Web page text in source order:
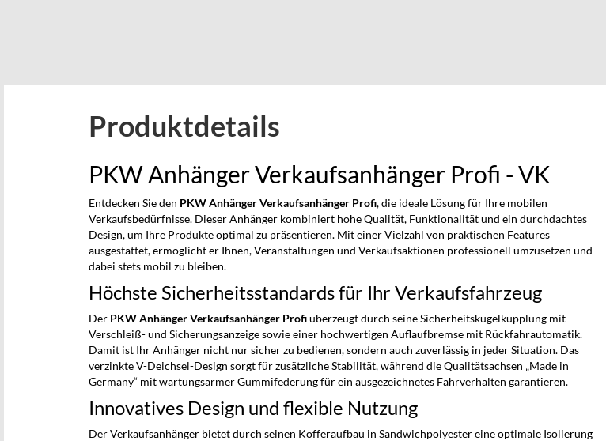
Produktdetails
PKW Anhänger Verkaufsanhänger Profi - VK
Entdecken Sie den PKW Anhänger Verkaufsanhänger Profi, die ideale Lösung für Ihre mobilen
Verkaufsbedürfnisse. Dieser Anhänger kombiniert hohe Qualität, Funktionalität und ein durchdachtes
Design, um Ihre Produkte optimal zu präsentieren. Mit einer Vielzahl von praktischen Features
ausgestattet, ermöglicht er Ihnen, Veranstaltungen und Verkaufsaktionen professionell umzusetzen und
dabei stets mobil zu bleiben.
Höchste Sicherheitsstandards für Ihr Verkaufsfahrzeug
Der PKW Anhänger Verkaufsanhänger Profiüberzeugt durch seine Sicherheitskugelkupplung mit
Verschleiß- und Sicherungsanzeige sowie einer hochwertigen Auflaufbremse mit Rückfahrautomatik.
Damit ist Ihr Anhänger nicht nur sicher zu bedienen, sondern auch zuverlässig in jeder Situation. Das
verzinkte V-Deichsel-Design sorgt für zusätzliche Stabilität, während die Qualitätsachsen „Made in
Germany“ mit wartungsarmer Gummifederung für ein ausgezeichnetes Fahrverhalten garantieren.
Innovatives Design und flexible Nutzung
Der Verkaufsanhänger bietet durch seinen Kofferaufbau in Sandwichpolyester eine optimale Isolierung